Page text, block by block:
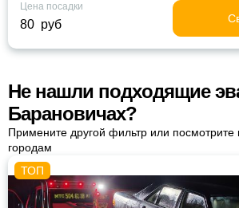
Цена посадки
80 руб
Не нашли подходящие
Барановичах?
Примените другой фильтр или посмотрите
городам